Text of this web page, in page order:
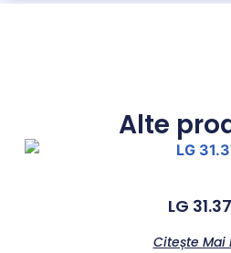
Alte
LG
Citește Mai